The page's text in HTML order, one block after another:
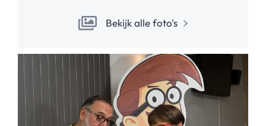
Bekijk alle foto's